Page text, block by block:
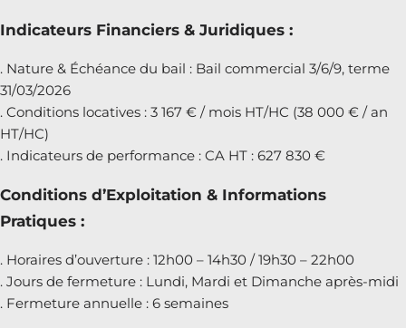
Indicateurs Financiers & Juridiques :
. Nature & Échéance du bail : Bail commercial 3/6/9, terme
31/03/2026
. Conditions locatives : 3 167 € / mois HT/HC (38 000 € / an
HT/HC)
. Indicateurs de performance : CA HT : 627 830 €
Conditions d’Exploitation & Informations
Pratiques :
. Horaires d’ouverture : 12h00 – 14h30 / 19h30 – 22h00
. Jours de fermeture : Lundi, Mardi et Dimanche après-midi
. Fermeture annuelle : 6 semaines